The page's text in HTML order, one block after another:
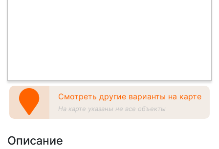
Смотреть другие варианты на карте
На карте указаны не все объекты
Описание